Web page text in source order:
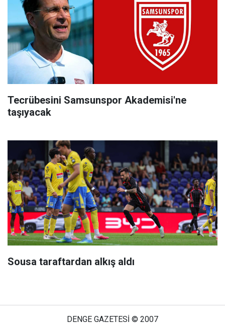
Tecrübesini Samsunspor Akademisi'ne
taşıyacak
Sousa taraftardan alkış aldı
DENGE GAZETESİ © 2007